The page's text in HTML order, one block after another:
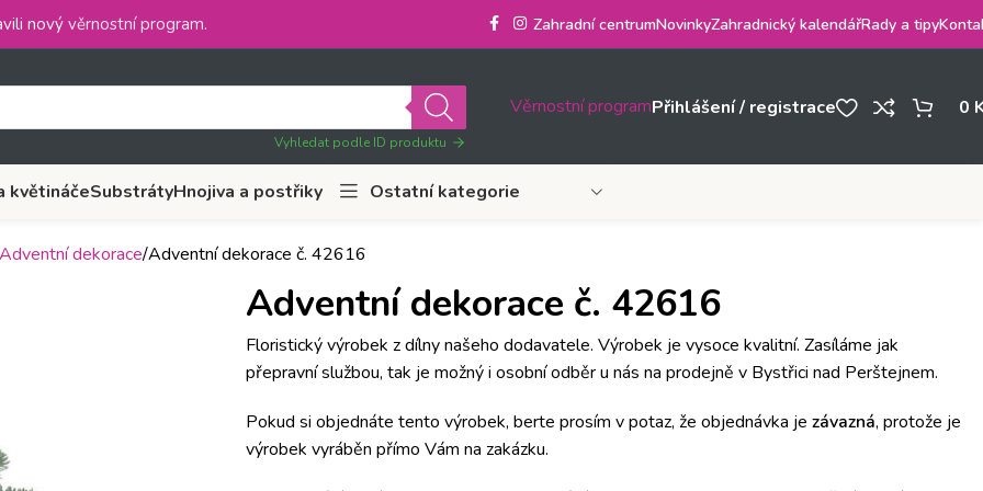
nový věrnostní program. Zahradní centrumNovinkyZahradnický kalendářRady a tipy
Vyhledat podle ID produktu
Věrnostní programPřihlášení / registrace 0
květináčeSubstrátyHnojiva a postřiky Ostatní kategorie
Adventní dekorace Adventní dekorace č. 42616
Adventní dekorace č. 42616
Floristický výrobek z dílny našeho dodavatele. Výrobek je vysoce kvalitní. Zasíláme jak
přepravní službou, tak je možný i osobní odběr u nás na prodejně v Bystřici nad Perštejnem.
Pokud si objednáte tento výrobek, berte prosím v potaz, že objednávka je závazná, protože je
výrobek vyráběn přímo Vám na zakázku.